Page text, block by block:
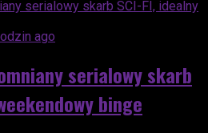
ago
serialowy skarb
binge